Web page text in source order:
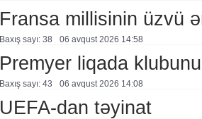
Fransa millisinin üzvü
Baxış sayı: 38 06 avqust 2026 14:58
Premyer liqada
Baxış sayı: 43 06 avqust 2026 14:08
UEFA-dan təyinat